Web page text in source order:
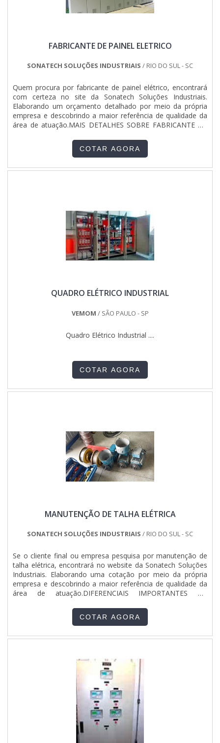
FABRICANTE DE PAINEL ELETRICO
SONATECH SOLUÇÕES INDUSTRIAIS / RIO DO SUL - SC
Quem procura por fabricante de painel elétrico, encontrará
com certeza no site da Sonatech Soluções Industriais.
Elaborando um orçamento detalhado por meio da própria
empresa e descobrindo a maior referência de qualidade da
área de atuação.MAIS DETALHES SOBRE FABRICANTE DE
painel elétrico responsável, descobre o site da Sonatech
Soluções Industriais. Empresa especializada em conserto de
oferecendo sempre a melhor opção para o cliente
mas de grande valia para saber a procedência e seriedade
da empresa.É importante lembrar que o produto deve
sempre ser adquirido com empresas especializadas no
segmento. Esse tipo de cuidado ajuda a garantir a qualidade
e durabilidade dos materiais, além de evitar prejuízos com
substituições frequentes de produtos que não cumprem
destaque quando pensamos em uma empresa que entrega
são: Equipe multidisciplinar de consultores associados;
Pagamento acessível; Consultoria para elaboração de
projetos elétricos de máquinas e equipamentos industriais;
última geração. A EMPRESA ESPECIALISTA DO
SEGMENTOApenas na Sonatech Soluções Industriais
existem as melhores variedades no segmento quando o
assunto for fabricante de painel elétrico. São diversas
com escritório de alta qualidade onde são realizadas as
atividades e matéria-prima de excelente qualidade. Tudo
isso, somado a uma equipe multidisciplinar de consultores
associados e colaboradores eficientes, garante a melhor
experiência para os clientes com qualidade.
COTAR AGORA
QUADRO ELÉTRICO INDUSTRIAL
VEMOM / SÃO PAULO - SP
Quadro Elétrico Industrial ....
COTAR AGORA
MANUTENÇÃO DE TALHA ELÉTRICA
SONATECH SOLUÇÕES INDUSTRIAIS / RIO DO SUL - SC
Se o cliente final ou empresa pesquisa por manutenção de
talha elétrica, encontrará no website da Sonatech Soluções
Industriais. Elaborando uma cotação por meio da própria
empresa e descobrindo a maior referência de qualidade da
área de atuação.DIFERENCIAIS IMPORTANTES DE
internet por manutenção de talha elétrica em uma empresa
altamente qualificada, vai até o site da Sonatech Soluções
e movimentação de cargas e equipamentos para elevação
atualidade.Ainda com uma visão analítica sobre manutenção
de talha elétrica, sempre deve-se buscar uma empresa que
tenha produtos e serviços com ótima qualidade e excelente
custo-benefício, características simples, mas que mostram o
comprometimento da empresa com seus clientes.É
importante lembrar que o serviço deve sempre ser prestado
por empresas especializadas no segmento. Esse tipo de
cuidado ajuda a garantir a qualidade e assertividade do
serviço, além de evitar prejuízos com imprevistos e
COTAR AGORA